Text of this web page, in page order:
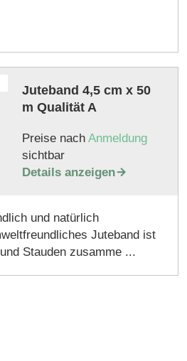
Juteband 4,5 cm x 50
m Qualität A
Preise nach Anmeldung
sichtbar
Details anzeigen
und natürlich
Juteband ist
Stauden zusamme ...